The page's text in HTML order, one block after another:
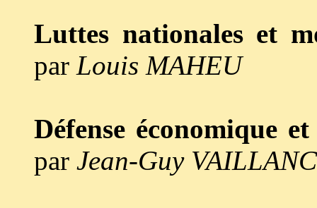
Luttes nationales et
par Louis MAHEU
Défense économique
par Jean-Guy